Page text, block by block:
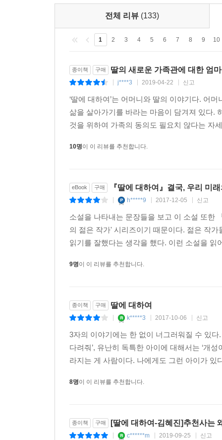
전체 리뷰 (133)
1 2 3 4 5 6 7 8 9 10
종이책 구매 딸의 새로운 가족관에 대한 엄
j****3 2019-04-22 신고
‘딸에 대하여’는 어머니와 딸의 이야기다. 어
삶을 살아가기를 바라는 마음이 담겨져 있다.
것을 위하여 가족의 동의도 필요치 않다는 자
10명이 이 리뷰를 추천합니다.
eBook 구매 『딸에 대하여』결국, 우리 미
h*****9 2017-12-05 신고
소설을 나타내는 문장들을 보고 이 소설 또한
의 젊은 작가' 시리즈이기 때문이다. 젊은 작
읽기를 잘했다는 생각을 했다. 이런 소설을
9명이 이 리뷰를 추천합니다.
종이책 구매 딸에 대하여
k*****3 2017-10-06 신고
3자의 이야기에는 한 없이 너그러워질 수 있
다려줘’, 유난히 독특한 아이에 대해서는 ‘개
라지는 게 사람이다. 나에게도 그런 아이가
8명이 이 리뷰를 추천합니다.
종이책 구매 [딸에 대하여-김혜진]추천사는
c******m 2019-09-25 신고